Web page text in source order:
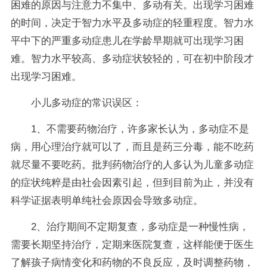
困难的原因与注意力不集中、多动有关。出现学习困难
的时间，决定于智力水平及多动症的轻重程度。智力水
平中下的严重多动症患儿在学龄早期就可出现学习困
难。智力水平较高、多动症状较轻的，可在初中阶段才
出现学习困难。
小儿多动症的常识误区：
1、不需要药物治疗，许多家长认为，多动症不是
病，用心理治疗就可以了，而且是药三分毒，能不吃药
就尽量不要吃药。批判药物治疗的人多认为儿童多动症
的症状纯粹是由社会因素引起，但到目前为止，并没有
科学证据表明单纯社会原因会导致多动症。
2、治疗期间不定期复查，多动症是一种慢性病，
需要长期坚持治疗，定期来医院复查，这样能便于医生
了解孩子病情变化和药物的不良反应，及时调整药物，